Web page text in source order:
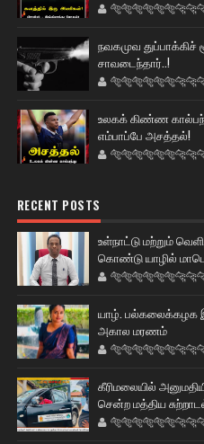
நவகமுவ
சாவடைந்தார்..!
உலகக் கிண்ண
எம்பாப்பே அசத்தல்!
RECENT POSTS
உள்நாட்டு மற்றும்
கொண்டு யாழில்
யாழ். பல்கலைக்கழக
அகால மரணம்
கீரிமலையில்
சென்ற மத்திய